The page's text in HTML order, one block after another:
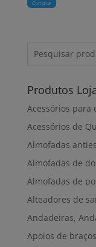
Comprar
Produtos
Acessórios para
Acessórios de
Almofadas
Almofadas de
Almofadas de
Alteadores de
Andadeiras,
Apoios de braços